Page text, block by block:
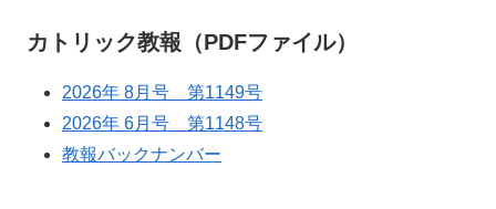
カトリック教報（PDFファイル）
2026年 8月号 第1149号
2026年 6月号 第1148号
教報バックナンバー